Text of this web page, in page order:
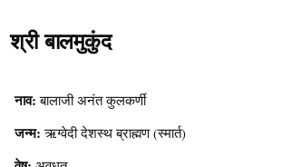
श्री बालमुकुंद
Content
नाव: बालाजी अनंत कुलकर्णी
जन्म: ऋग्वेदी देशस्थ ब्राह्मण (स्मार्त)